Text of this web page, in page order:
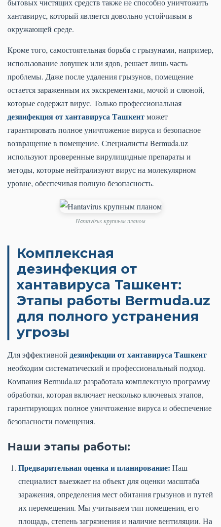
бытовых чистящих средств также не способно уничтожить
хантавирус, который является довольно устойчивым в
окружающей среде.
Кроме того, самостоятельная борьба с грызунами, например,
использование ловушек или ядов, решает лишь часть
проблемы. Даже после удаления грызунов, помещение
остается зараженным их экскрементами, мочой и слюной,
которые содержат вирус. Только профессиональная
дезинфекция от хантавируса Ташкентможет
гарантировать полное уничтожение вируса и безопасное
возвращение в помещение. Специалисты Bermuda.uz
используют проверенные вирулицидные препараты и
методы, которые нейтрализуют вирус на молекулярном
уровне, обеспечивая полную безопасность.
Hantavirus крупным планом
Комплексная
дезинфекция от
хантавируса Ташкент:
Этапы работы Bermuda.uz
для полного устранения
угрозы
Для эффективной дезинфекции от хантавируса Ташкент
необходим систематический и профессиональный подход.
Компания Bermuda.uz разработала комплексную программу
обработки, которая включает несколько ключевых этапов,
гарантирующих полное уничтожение вируса и обеспечение
безопасности помещения.
Наши этапы работы:
Предварительная оценка и планирование: Наш
специалист выезжает на объект для оценки масштаба
заражения, определения мест обитания грызунов и путей
их перемещения. Мы учитываем тип помещения, его
площадь, степень загрязнения и наличие вентиляции. На